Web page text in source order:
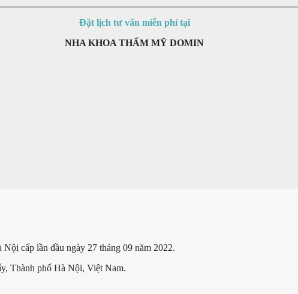
Đặt lịch tư vấn miễn phí tại
NHA KHOA THẨM MỸ DOMIN
cấp lần đầu ngày 27 tháng 09 năm 2022.
Thành phố Hà Nội, Việt Nam.